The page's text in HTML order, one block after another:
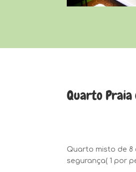
Quarto
Quarto misto de 8
segurança( 1 por